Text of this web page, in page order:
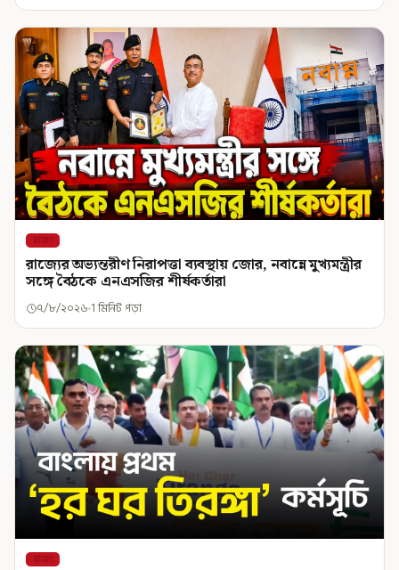
রাজ্য
রাজ্যের অভ্যন্তরীণ নিরাপত্তা ব্যবস্থায় জোর, নবান্নে মুখ্যমন্ত্রীর
সঙ্গে বৈঠকে এনএসজির শীর্ষকর্তারা
৭/৮/২০২৬ 1 মিনিট পড়া
রাজ্য